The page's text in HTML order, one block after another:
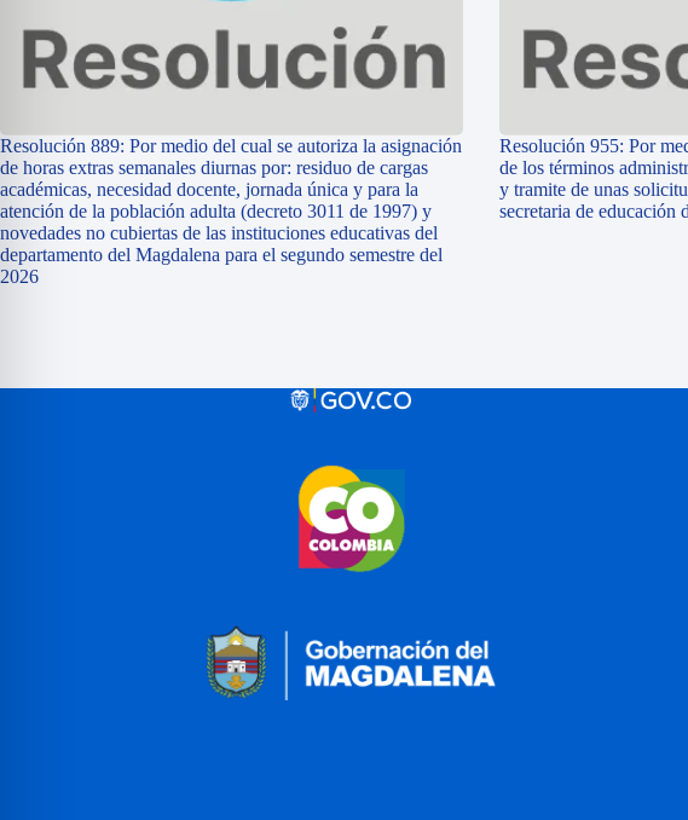
Resolución 889: Por medio del cual se autoriza la asignación
de horas extras semanales diurnas por: residuo de cargas
académicas, necesidad docente, jornada única y para la
atención de la población adulta (decreto 3011 de 1997) y
novedades no cubiertas de las instituciones educativas del
departamento del Magdalena para el segundo semestre del
2026
Resolución 955: Por
de los términos
y tramite de unas
secretaria de educación